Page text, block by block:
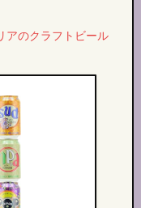
アのクラフトビール